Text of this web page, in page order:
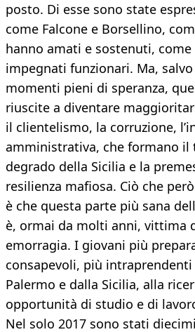
posto. Di esse sono state
come Falcone e Borsellino,
hanno amati e sostenuti,
impegnati funzionari. Ma,
momenti pieni di speranza,
riuscite a diventare
il clientelismo, la corruzione,
amministrativa, che formano il
degrado della Sicilia e la
resilienza mafiosa. Ciò che
è che questa parte più sana
è, ormai da molti anni, vittima
emorragia. I giovani più
consapevoli, più
Palermo e dalla Sicilia, alla
opportunità di studio e di
Nel solo 2017 sono stati